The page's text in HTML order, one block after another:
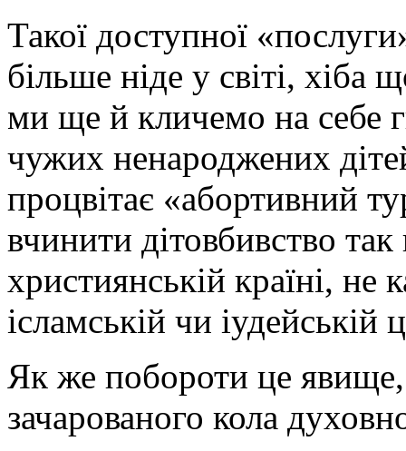
Такої доступної
більше ніде у світі, хіба
ми ще й кличемо на себе
чужих ненароджених
процвітає «абортивний
вчинити дітовбивство
християнській країні,
ісламській чи іудейській
Як же побороти це явище,
зачарованого кола